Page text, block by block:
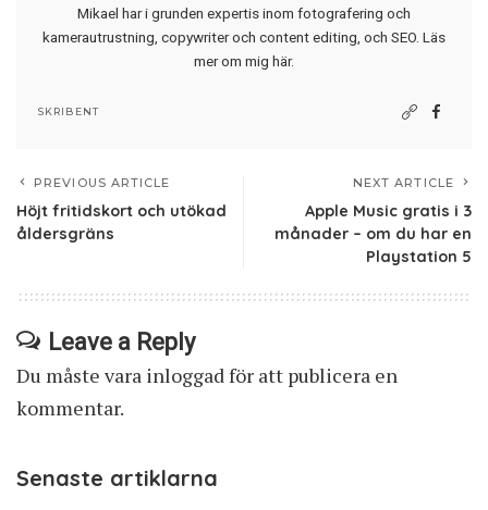
Mikael har i grunden expertis inom fotografering och
kamerautrustning, copywriter och content editing, och SEO. Läs
mer om mig här.
SKRIBENT
PREVIOUS ARTICLE
Höjt fritidskort och utökad
åldersgräns
NEXT ARTICLE
Apple Music gratis i 3
månader – om du har en
Playstation 5
Leave a Reply
Du måste vara inloggadför att publicera en
kommentar.
Senaste artiklarna